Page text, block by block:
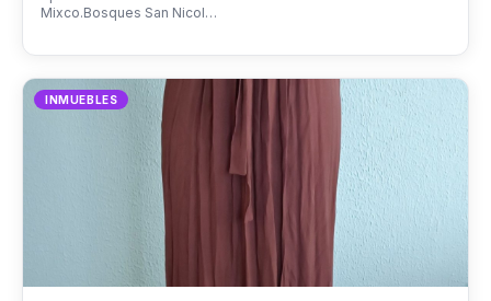
Mixco.Bosques San Nicol…
INMUEBLES